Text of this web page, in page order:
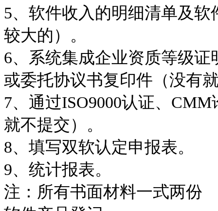
5、软件收入的明细清单及
较大的）。
6、系统集成企业资质等级
或委托协议书复印件（没有
7、通过ISO9000认证、 CMM
就不提交）。
8、填写双软认定申报表。
9、统计报表。
注：所有书面材料一式两份